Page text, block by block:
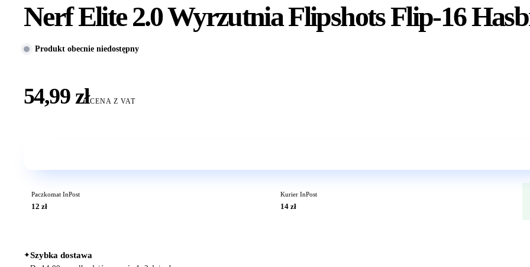
Nerf Elite 2.0 Wyrzutnia Flipshots Flip-16
Produkt obecnie niedostępny
54,99 złCENA Z VAT
Paczkomat InPost
12 zł
Kurier InPost
14 zł
✦Szybka dostawa